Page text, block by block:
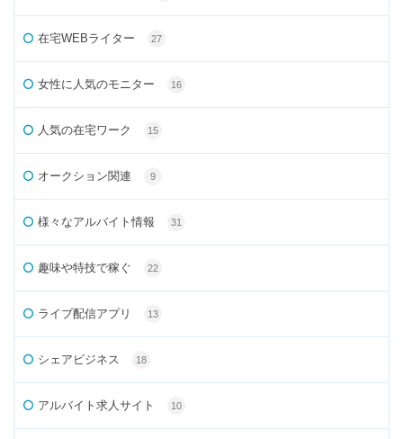
在宅WEBライター 27
女性に人気のモニター 16
人気の在宅ワーク 15
オークション関連 9
様々なアルバイト情報 31
趣味や特技で稼ぐ 22
ライブ配信アプリ 13
シェアビジネス 18
アルバイト求人サイト 10